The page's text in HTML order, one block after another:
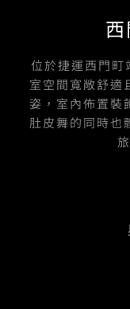
位於捷運西門
室空間寬敞舒適
姿，室內佈置裝
肚皮舞的同時也